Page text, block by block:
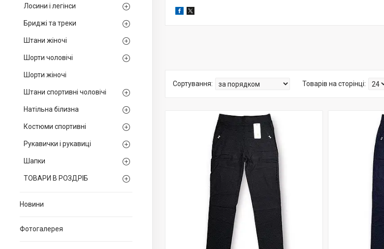
Лосини і легінси
Бриджі та треки
Штани жіночі
Шорти чоловічі
Шорти жіночі
Штани спортивні чоловічі
Натільна білизна
Костюми спортивні
Рукавички і рукавиці
Шапки
ТОВАРИ В РОЗДРІБ
Новини
Фотогалерея